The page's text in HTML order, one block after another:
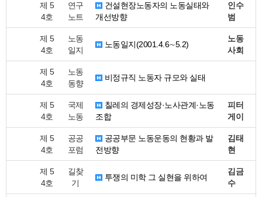
제 5
4호
연구
노트
건설현장노동자의 노동실태와
개선방향
인수
범
제 5
4호
노동
일지
노동일지(2001.4.6∼5.2)
노동
사회
제 5
4호
노동
동향
비정규직 노동자 규모와 실태
제 5
4호
국제
노동
칠레의 경제성장·노사관계·노동
조합
피터
게이
제 5
4호
공공
포럼
공공부문 노동운동의 현황과 발
전방향
김태
현
제 5
4호
길찾
기
투쟁의 미학 그 실현을 위하여
김금
수